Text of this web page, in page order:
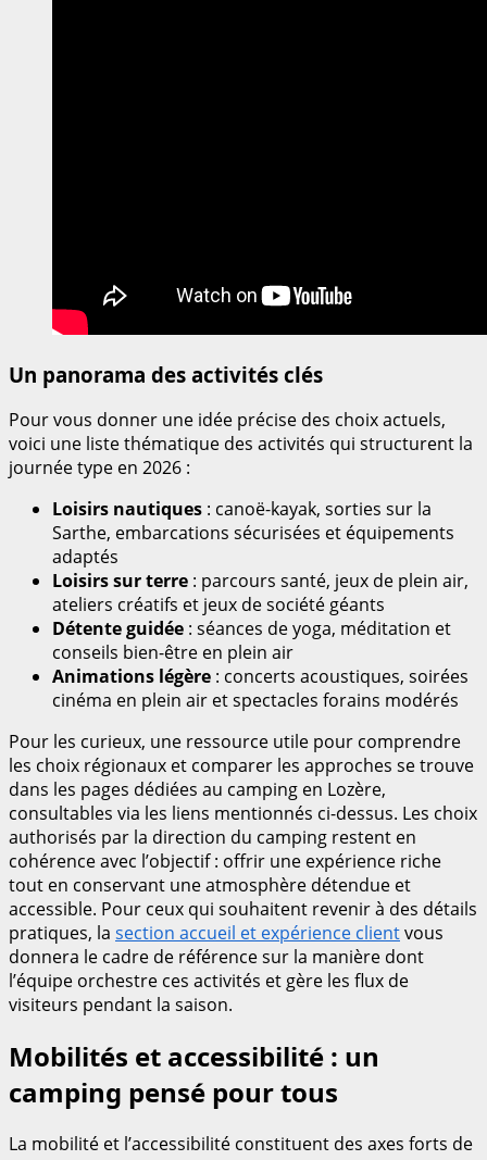
Un panorama des activités clés
Pour vous donner une idée précise des choix actuels,
voici une liste thématique des activités qui structurent la
journée type en 2026 :
Loisirs nautiques : canoë-kayak, sorties sur la
Sarthe, embarcations sécurisées et équipements
adaptés
Loisirs sur terre : parcours santé, jeux de plein air,
ateliers créatifs et jeux de société géants
Détente guidée : séances de yoga, méditation et
conseils bien-être en plein air
Animations légère : concerts acoustiques, soirées
cinéma en plein air et spectacles forains modérés
Pour les curieux, une ressource utile pour comprendre
les choix régionaux et comparer les approches se trouve
dans les pages dédiées au camping en Lozère,
consultables via les liens mentionnés ci-dessus. Les choix
authorisés par la direction du camping restent en
cohérence avec l’objectif : offrir une expérience riche
tout en conservant une atmosphère détendue et
accessible. Pour ceux qui souhaitent revenir à des détails
pratiques, la section accueil et expérience clientvous
donnera le cadre de référence sur la manière dont
l’équipe orchestre ces activités et gère les flux de
visiteurs pendant la saison.
Mobilités et accessibilité : un
camping pensé pour tous
La mobilité et l’accessibilité constituent des axes forts de